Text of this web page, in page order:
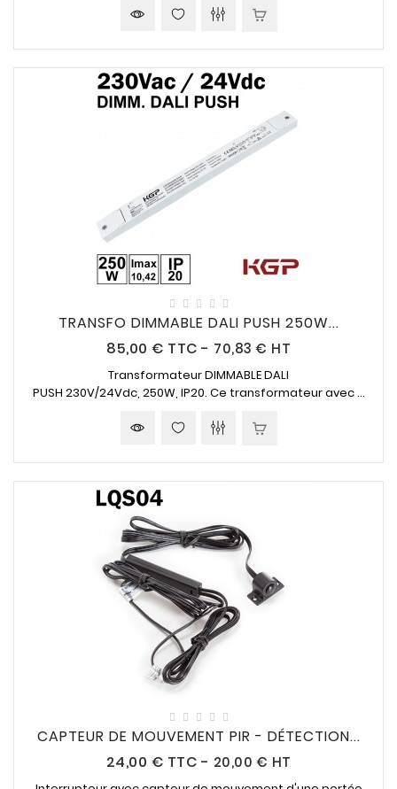
TRANSFO DIMMABLE DALI PUSH 250W...
85,00 € Prix
TTC - 70,83 € HT
Transformateur DIMMABLE DALI
PUSH 230V/24Vdc, 250W, IP20. Ce transformateur avec ...
CAPTEUR DE MOUVEMENT PIR - DÉTECTION...
24,00 € Prix
TTC - 20,00 € HT